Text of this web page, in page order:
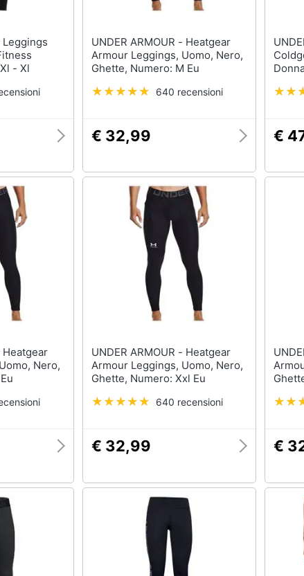
- Xl
UNDER ARMOUR - Heatgear
Armour Leggings, Uomo, Nero,
Ghette, Numero: M Eu
640 recensioni
€ 32,99
UNDER
€
Nero,
UNDER ARMOUR - Heatgear
Armour Leggings, Uomo, Nero,
Ghette, Numero: Xxl Eu
640 recensioni
€ 32,99
UNDER
€